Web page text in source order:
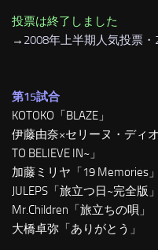
投票は終了しました
→ 2008年上半期人気投票
第15試合
KOTOKO「BLAZE」
伊藤由奈×セリーヌ・ディ
TO BELIEVE IN~」
加藤ミリヤ「19 Memories」
JULEPS「旅立つ日~完全版」
Mr.Children「旅立ちの唄」
大橋卓弥「ありがとう」